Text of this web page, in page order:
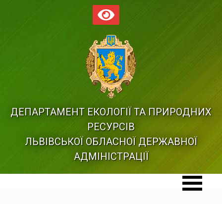
ДЕПАРТАМЕНТ ЕКОЛОГІЇ ТА ПРИРОДНИХ
РЕСУРСІВ
ЛЬВІВСЬКОЇ ОБЛАСНОЇ ДЕРЖАВНОЇ
АДМІНІСТРАЦІЇ